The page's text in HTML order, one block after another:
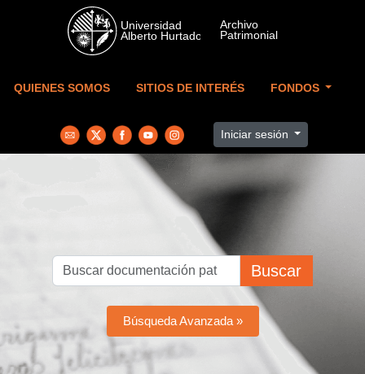
Skip to main content
QUIENES SOMOS SITIOS DE INTERÉS FONDOS
Iniciar sesión
Buscar
Búsqueda Avanzada »